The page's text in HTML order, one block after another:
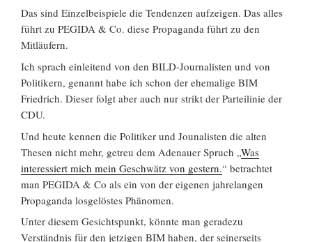
Das sind Einzelbeispiele die Tendenzen aufzeigen. Das alles
führt zu PEGIDA & Co. diese Propaganda führt zu den
Mitläufern.
Ich sprach einleitend von den BILD-Journalisten und von
Politikern, genannt habe ich schon der ehemalige BIM
Friedrich. Dieser folgt aber auch nur strikt der Parteilinie der
CDU.
Und heute kennen die Politiker und Jounalisten die alten
Thesen nicht mehr, getreu dem Adenauer Spruch „Was
interessiert mich mein Geschwätz von gestern.“ betrachtet
man PEGIDA & Co als ein von der eigenen jahrelangen
Propaganda losgelöstes Phänomen.
Unter diesem Gesichtspunkt, könnte man geradezu
Verständnis für den jetzigen BIM haben, der seinerseits